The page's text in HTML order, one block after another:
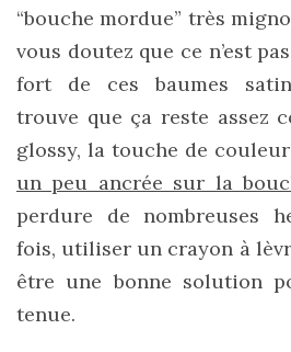
(10)
Conseils
beauté
(54)
Favoris
et
déceptions
(27)
Revues
(478)
“bouche mordue” très
vous doutez que ce n’est
fort de ces baumes
trouve que ça reste assez
glossy, la touche de
un peu ancrée sur la
perdure de nombreuses
fois, utiliser un crayon à
être une bonne solution
tenue.